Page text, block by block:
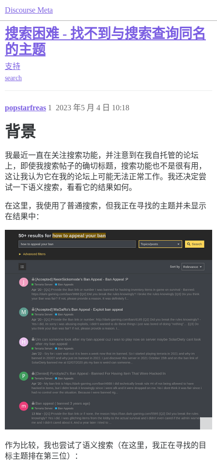
Discourse Meta
搜索困难 - 找不到与搜索查询同名
的主题
支持
search
popstarfreas 2023 年5 月 4 日 10:18
1
背景
我最近一直在关注搜索功能，并注意到在我自托管的论坛
上，即使我搜索帖子的确切标题，搜索功能也不是很有用，
这让我认为它在我的论坛上可能无法正常工作。我还决定尝
试一下语义搜索，看看它的结果如何。
在这里，我使用了普通搜索，但我正在寻找的主题并未显示
在结果中：
作为比较，我也尝试了语义搜索（在这里，我正在寻找的目
标主题排在第三位）：